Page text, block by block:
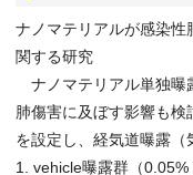
ナノマテリアルが感染性
関する研究
ナノマテリアル単独曝
肺傷害に及ぼす影響も
を設定し、経気道曝露（
1. vehicle曝露群（